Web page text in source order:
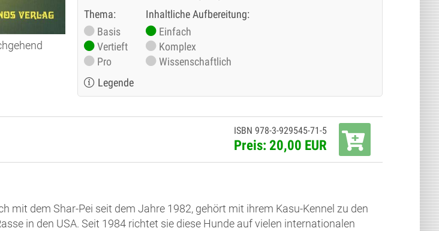
Thema:
Basis
Vertieft
Pro
Inhaltliche Aufbereitung:
Einfach
Komplex
Wissenschaftlich
Legende
ISBN 978-3-929545-71-5
Preis: 20,00 EUR
mit dem Shar-Pei seit dem Jahre 1982, gehört mit ihrem Kasu-Kennel zu den
in den USA. Seit 1984 richtet sie diese Hunde auf vielen internationalen